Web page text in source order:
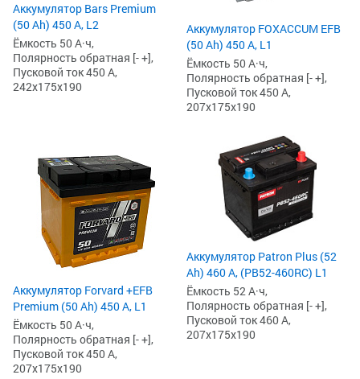
Аккумулятор Bars Premium
(50 Ah) 450 А, L2
Ёмкость 50 А·ч,
Полярность обратная [- +],
Пусковой ток 450 А,
242x175x190
Аккумулятор FOXACCUM EFB
(50 Ah) 450 А, L1
Ёмкость 50 А·ч,
Полярность обратная [- +],
Пусковой ток 450 А,
207x175x190
Аккумулятор Forvard +EFB
Premium (50 Ah) 450 А, L1
Ёмкость 50 А·ч,
Полярность обратная [- +],
Пусковой ток 450 А,
207x175x190
Аккумулятор Patron Plus (52
Ah) 460 А, (PB52-460RC) L1
Ёмкость 52 А·ч,
Полярность обратная [- +],
Пусковой ток 460 А,
207x175x190